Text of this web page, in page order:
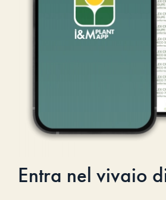
Entra nel vivaio